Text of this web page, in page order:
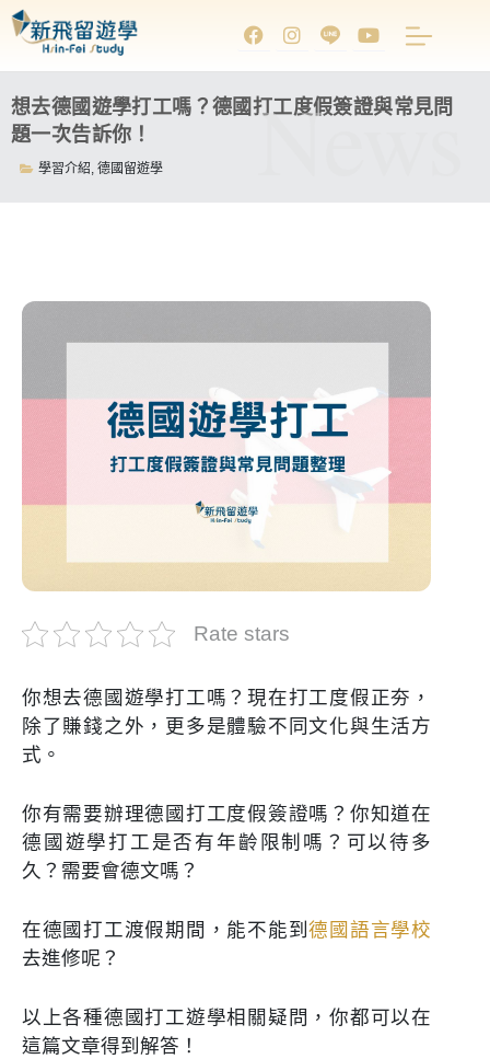
想去德國遊學打工嗎？德國打工度假簽證與常見問
題一次告訴你！
學習介紹, 德國留遊學 News
Rate stars
你想去德國遊學打工嗎？現在打工度假正夯，
除了賺錢之外，更多是體驗不同文化與生活方
式。
你有需要辦理德國打工度假簽證嗎？你知道在
德國遊學打工是否有年齡限制嗎？可以待多
久？需要會德文嗎？
在德國打工渡假期間，能不能到德國語言學校
去進修呢？
以上各種德國打工遊學相關疑問，你都可以在
這篇文章得到解答！